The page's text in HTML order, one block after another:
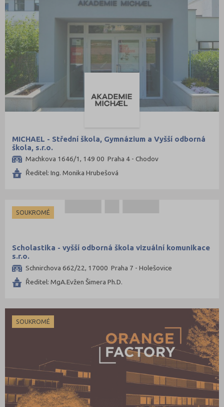
MICHAEL - Střední škola, Gymnázium a Vyšší odborná
škola, s.r.o.
Machkova 1646/1, 149 00 Praha 4 - Chodov
Ředitel: Ing. Monika Hrubešová
SOUKROMÉ
Scholastika - vyšší odborná škola vizuální komunikace
s.r.o.
Schnirchova 662/22, 17000 Praha 7 - Holešovice
Ředitel: MgA.Evžen Šimera Ph.D.
SOUKROMÉ